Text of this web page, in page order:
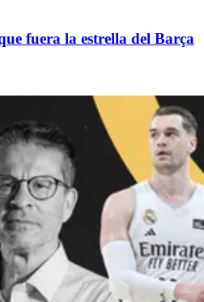
fuera la estrella del Barça